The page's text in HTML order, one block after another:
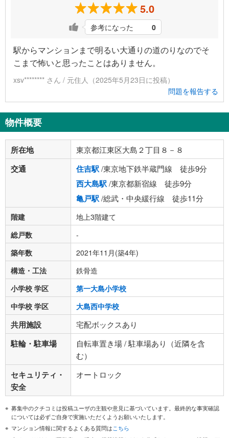
5.0
参考になった 0
駅からマンションまで明るい大通りの道のりなのでそ
こまで怖いと思ったことはありません。
xsv******** さん / 元住人（2025年5月23日に投稿）
問題を報告する
物件概要
所在地 東京都江東区大島２丁目８－８
交通 住吉駅/東京地下鉄半蔵門線 徒歩9分
西大島駅/東京都新宿線 徒歩9分
亀戸駅/総武・中央緩行線 徒歩11分
階建
地上3階建て
総戸数
-
築年数
2021年11月(築4年)
構造・工法
鉄骨造
小学校 学区
第一大島小学校
中学校 学区
大島西中学校
共用施設 宅配ボックスあり
駐輪・駐車場
自転車置き場 / 駐車場あり（近隣を含
む）
セキュリティ・
安全
オートロック
募集中のクチコミは投稿ユーザの主観や意見に基づいています。最終的な事実確認
については必ずご自身で実施いただくようお願いいたします。
マンション情報に関するよくある質問はこちら